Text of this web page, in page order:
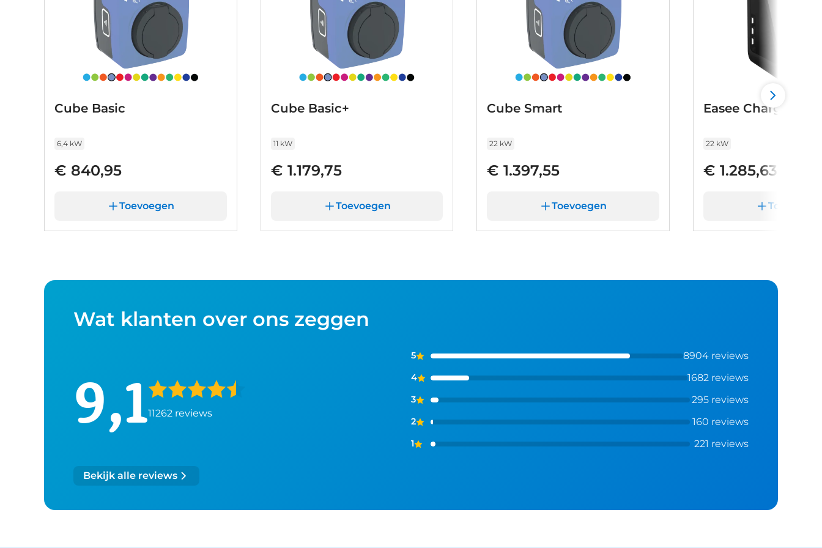
verkoopadviseurs naar specificaties van deze auto.
Cube Basic
6,4 kW
€ 840,95
Toevoegen
Cube Basic+
11 kW
€ 1.179,75
Toevoegen
Cube Smart
22 kW
€ 1.397,55
Toevoegen
Easee Charge
22 kW
€ 1.285,63
Wat klanten over ons zeggen
9,111262 reviews
5 8904 reviews
4 1682 reviews
3 295 reviews
2 160 reviews
1 221 reviews
Bekijk alle reviews